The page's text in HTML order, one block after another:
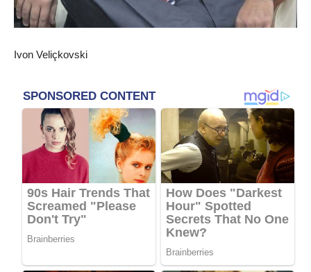
Ivon Veliçkovski